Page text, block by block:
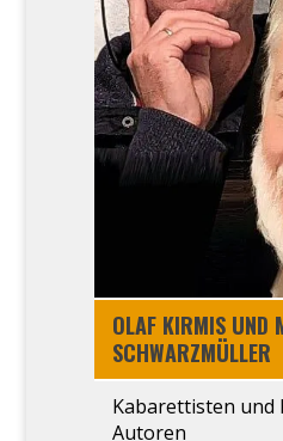
OLAF KIR­MIS UND
SCHWARZ­MÜL­LER
Kaba­ret­tis­ten und
Autoren